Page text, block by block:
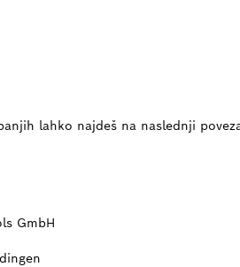
lahko najdeš na naslednji
GmbH